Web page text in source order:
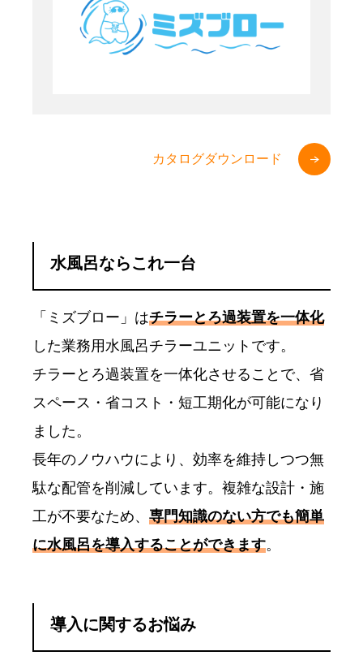
カタログダウンロード
水風呂ならこれ一台
「ミズブロー」はチラーとろ過装置を一体化
した業務用水風呂チラーユニットです。
チラーとろ過装置を一体化させることで、省
スペース・省コスト・短工期化が可能になり
ました。
長年のノウハウにより、効率を維持しつつ無
駄な配管を削減しています。複雑な設計・施
工が不要なため、 専門知識のない方でも簡単
に水風呂を導入することができます。
導入に関するお悩み